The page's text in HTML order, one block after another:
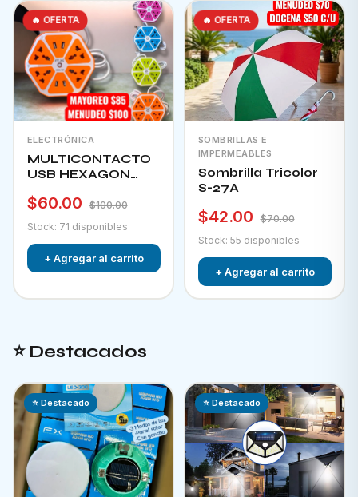
🔥 OFERTA
ELECTRÓNICA
MULTICONTACTO
USB HEXAGON
$60.00
$100.00
Stock: 71 disponibles
+ Agregar al carrito
🔥 OFERTA
SOMBRILLAS E
IMPERMEABLES
Sombrilla Tricolor
S-27A
$42.00
$70.00
Stock: 55 disponibles
+ Agregar al carrito
⭐ Destacados
⭐ Destacado ⭐ Destacado